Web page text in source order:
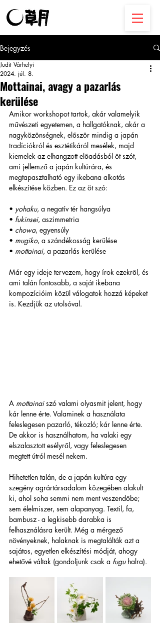
Bejegyzés
Mottainai, avagy a pazarlás
kerülése
Judit Várhelyi
2024. júl. 8.
Amikor workshopot tartok, akár valamelyik
művészeti egyetemen, a hallgatóknak, akár a
nagyközönségnek, először mindig a japán
tradíciókról és esztétikáról mesélek, majd
kiemelek az elhangzott előadásból öt szót,
ami jellemző a japán kultúrára, és
megtapasztalható egy ikebana alkotás
elkészítése közben. Ez az öt szó:
• yohaku, a negatív tér hangsúlya
• fukinsei, aszimmetria
• chowa, egyensúly
• mugiko, a szándékosság kerülése
• mottainai, a pazarlás kerülése
Már egy ideje tervezem, hogy írok ezekről, és
ami talán fontosabb, a saját ikebana
kompozícióim közül válogatok hozzá képeket
is. Kezdjük az utolsóval.
A mottainai szó valami olyasmit jelent, hogy
kár lenne érte. Valaminek a használata
feleslegesen pazarló, tékozló; kár lenne érte.
De akkor is használhatom, ha valaki egy
elszalasztott esélyről, vagy feleslegesen
megtett útról mesél nekem.
Hihetetlen talán, de a japán kultúra egy
szegény agrártársadalom közegében alakult
ki, ahol soha semmi nem ment veszendőbe;
sem élelmiszer, sem alapanyag. Textil, fa,
bambusz - a legkisebb darabka is
felhasználásra került. Még a mérgező
növényeknek, halaknak is megtalálták azt a
sajátos, egyetlen elkészítési módját, ahogy
ehetővé váltak (gondoljunk csak a fugu halra).